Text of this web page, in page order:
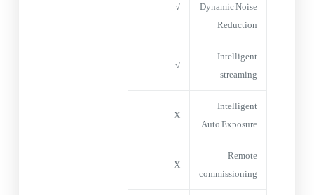
Dynamic Noise
Reduction
√
Intelligent
streaming
√
Intelligent
Auto Exposure
X
Remote
commissioning
X